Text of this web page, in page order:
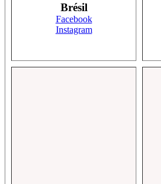
Brésil
Facebook
Instagram